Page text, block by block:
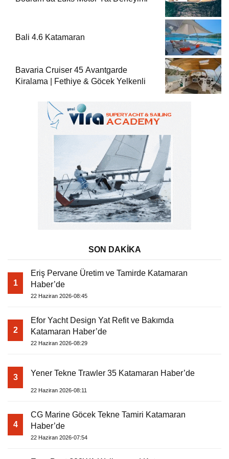
Bali 4.6 Katamaran
Bavaria Cruiser 45 Avantgarde
Kiralama | Fethiye & Göcek Yelkenli
SON DAKİKA
1
Eriş Pervane Üretim ve Tamirde Katamaran
Haber’de
22 Haziran 2026-08:45
2
Efor Yacht Design Yat Refit ve Bakımda
Katamaran Haber’de
22 Haziran 2026-08:29
3 Yener Tekne Trawler 35 Katamaran Haber’de
22 Haziran 2026-08:11
4
CG Marine Göcek Tekne Tamiri Katamaran
Haber’de
22 Haziran 2026-07:54